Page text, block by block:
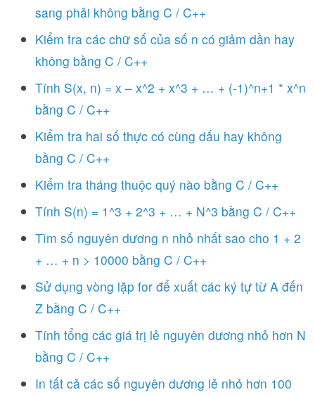
sang phải không bằng C / C++
Kiểm tra các chữ số của số n có giảm dần hay
không bằng C / C++
Tính S(x, n) = x – x^2 + x^3 + … + (-1)^n+1 * x^n
bằng C / C++
Kiểm tra hai số thực có cùng dấu hay không
bằng C / C++
Kiểm tra tháng thuộc quý nào bằng C / C++
Tính S(n) = 1^3 + 2^3 + … + N^3 bằng C / C++
Tìm số nguyên dương n nhỏ nhất sao cho 1 + 2
+ … + n > 10000 bằng C / C++
Sử dụng vòng lặp for để xuất các ký tự từ A đến
Z bằng C / C++
Tính tổng các giá trị lẻ nguyên dương nhỏ hơn N
bằng C / C++
In tất cả các số nguyên dương lẻ nhỏ hơn 100